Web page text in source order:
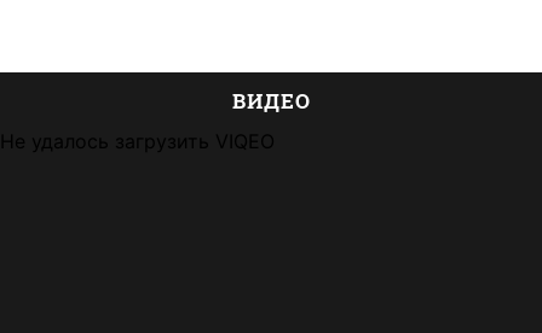
ВИДЕО
Не удалось загрузить VIQEO